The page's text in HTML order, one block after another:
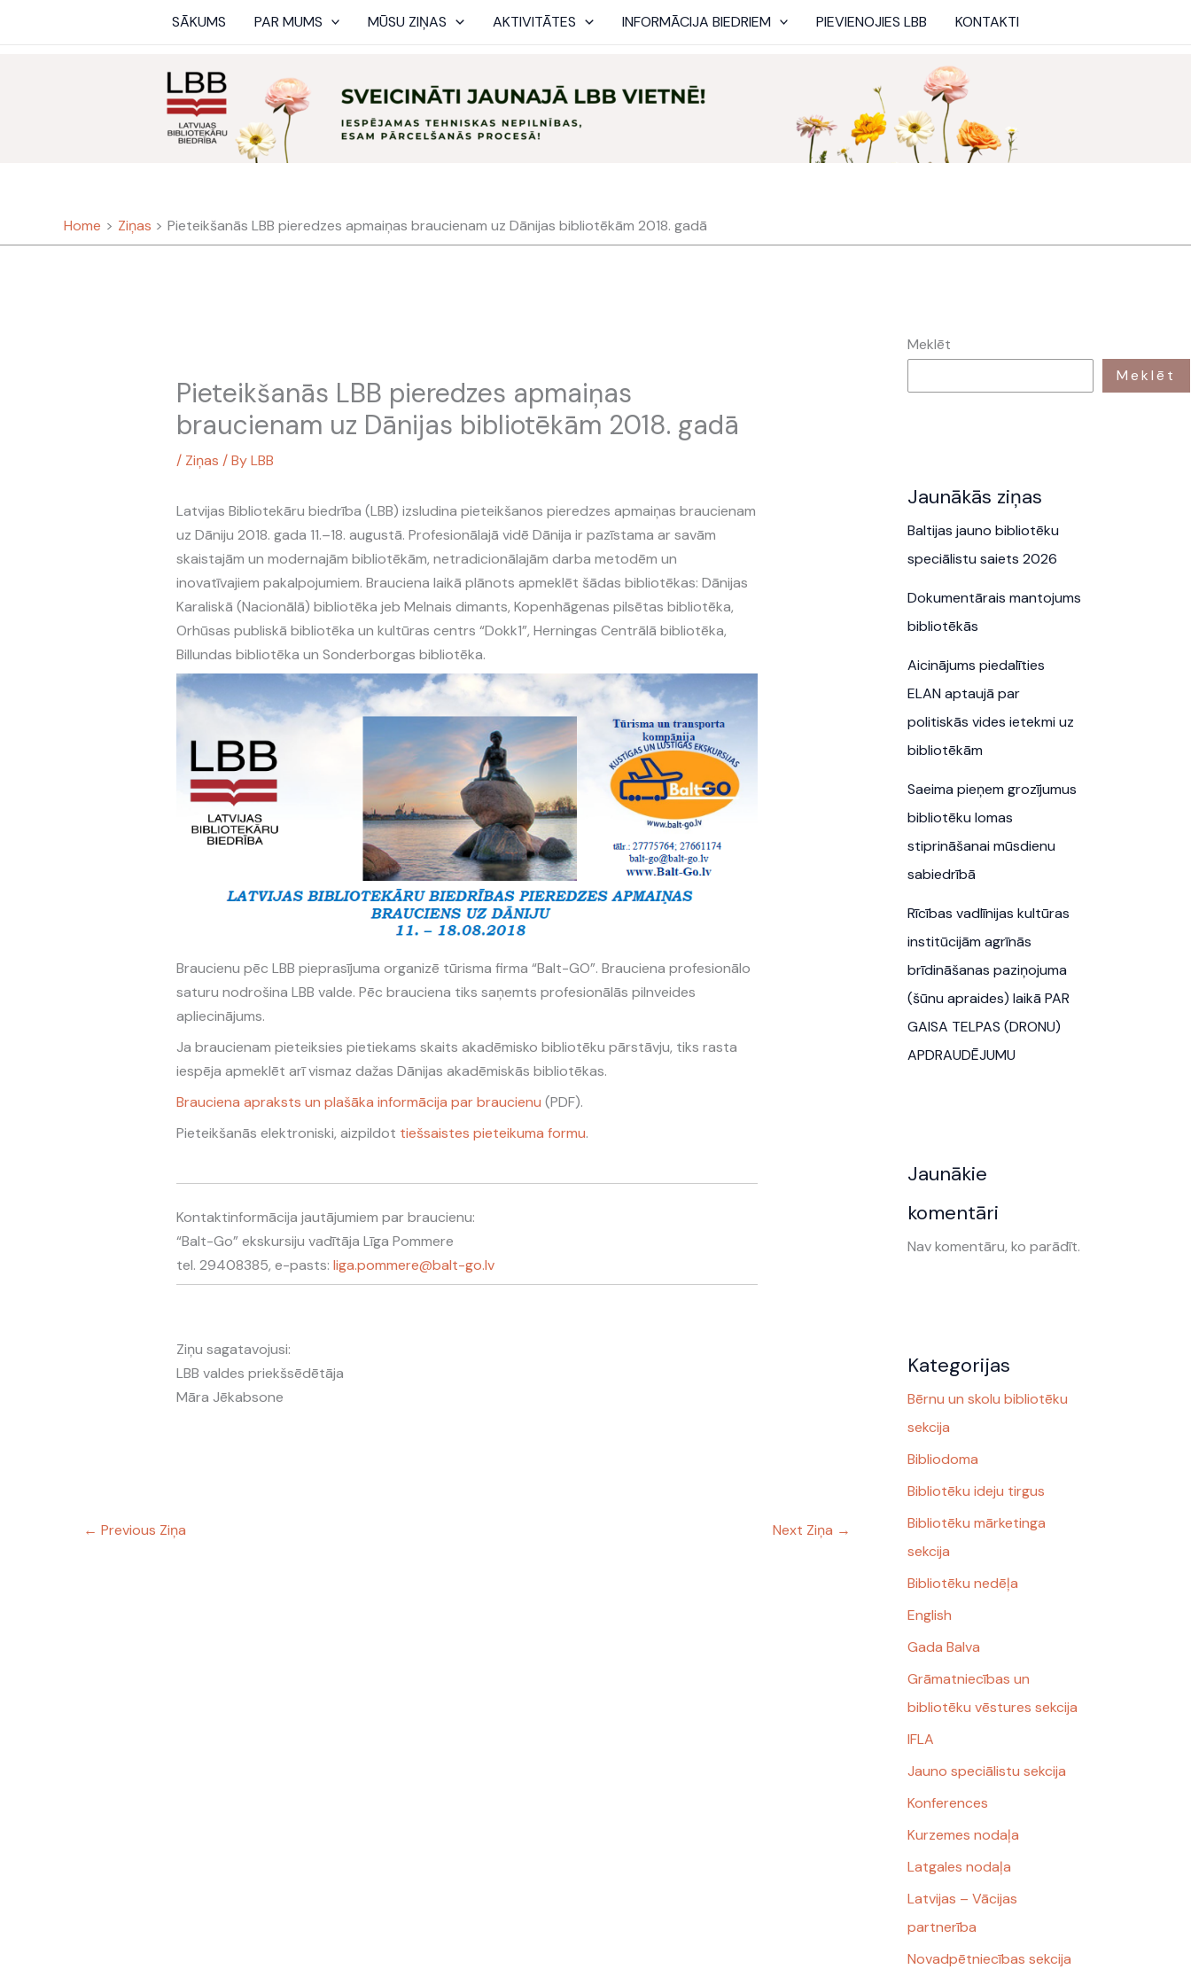
SĀKUMS PAR MUMS MŪSU ZIŅAS AKTIVITĀTES INFORMĀCIJA BIEDRIEM PIEVIENOJIES LBB KONTAKTI
Home Ziņas Pieteikšanās LBB pieredzes apmaiņas braucienam uz Dānijas bibliotēkām 2018. gadā
Pieteikšanās LBB pieredzes apmaiņas
braucienam uz Dānijas bibliotēkām 2018. gadā
/ Ziņas / ByLBB
Latvijas Bibliotekāru biedrība (LBB) izsludina pieteikšanos pieredzes apmaiņas braucienam
uz Dāniju 2018. gada 11.–18. augustā. Profesionālajā vidē Dānija ir pazīstama ar savām
skaistajām un modernajām bibliotēkām, netradicionālajām darba metodēm un
inovatīvajiem pakalpojumiem. Brauciena laikā plānots apmeklēt šādas bibliotēkas: Dānijas
Karaliskā (Nacionālā) bibliotēka jeb Melnais dimants, Kopenhāgenas pilsētas bibliotēka,
Orhūsas publiskā bibliotēka un kultūras centrs “Dokk1”, Herningas Centrālā bibliotēka,
Billundas bibliotēka un Sonderborgas bibliotēka.
Braucienu pēc LBB pieprasījuma organizē tūrisma firma “Balt-GO”. Brauciena profesionālo
saturu nodrošina LBB valde. Pēc brauciena tiks saņemts profesionālās pilnveides
apliecinājums.
Ja braucienam pieteiksies pietiekams skaits akadēmisko bibliotēku pārstāvju, tiks rasta
iespēja apmeklēt arī vismaz dažas Dānijas akadēmiskās bibliotēkas.
Brauciena apraksts un plašāka informācija par braucienu (PDF).
Pieteikšanās elektroniski, aizpildot tiešsaistes pieteikuma formu.
Kontaktinformācija jautājumiem par braucienu:
“Balt-Go” ekskursiju vadītāja Līga Pommere
tel. 29408385, e-pasts: liga.pommere@balt-go.lv
Ziņu sagatavojusi:
LBB valdes priekšsēdētāja
Māra Jēkabsone
← Previous Ziņa Next Ziņa →
Meklēt
Meklēt
Jaunākās ziņas
Baltijas jauno bibliotēku
speciālistu saiets 2026
Dokumentārais mantojums
bibliotēkās
Aicinājums piedalīties
ELAN aptaujā par
politiskās vides ietekmi uz
bibliotēkām
Saeima pieņem grozījumus
bibliotēku lomas
stiprināšanai mūsdienu
sabiedrībā
Rīcības vadlīnijas kultūras
institūcijām agrīnās
brīdināšanas paziņojuma
(šūnu apraides) laikā PAR
GAISA TELPAS (DRONU)
APDRAUDĒJUMU
Jaunākie
komentāri
Nav komentāru, ko parādīt.
Kategorijas
Bērnu un skolu bibliotēku
sekcija
Bibliodoma
Bibliotēku ideju tirgus
Bibliotēku mārketinga
sekcija
Bibliotēku nedēļa
English
Gada Balva
Grāmatniecības un
bibliotēku vēstures sekcija
IFLA
Jauno speciālistu sekcija
Konferences
Kurzemes nodaļa
Latgales nodaļa
Latvijas – Vācijas
partnerība
Novadpētniecības sekcija